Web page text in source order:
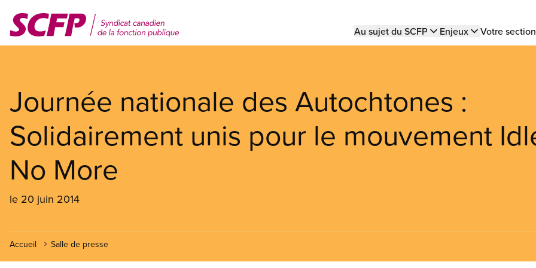
contenu
Main
Au sujet du SCFP Enjeux Votre
Journée nationale des Autochtones :
Solidairement unis pour le mouvement
No More
le 20 juin 2014
Accueil Salle de presse